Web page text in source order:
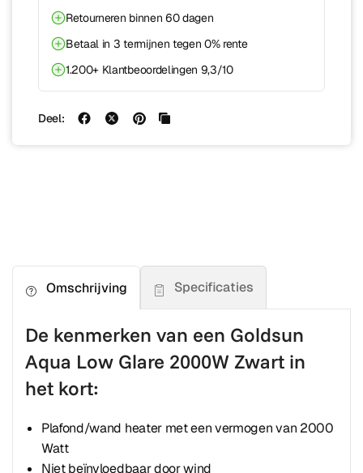
Retourneren binnen 60 dagen
Betaal in 3 termijnen tegen 0% rente
1.200+ Klantbeoordelingen 9,3/10
Deel:
Omschrijving Specificaties
De kenmerken van een Goldsun
Aqua Low Glare 2000W Zwart in
het kort:
Plafond/wand heater met een vermogen van 2000
Watt
Niet beïnvloedbaar door wind